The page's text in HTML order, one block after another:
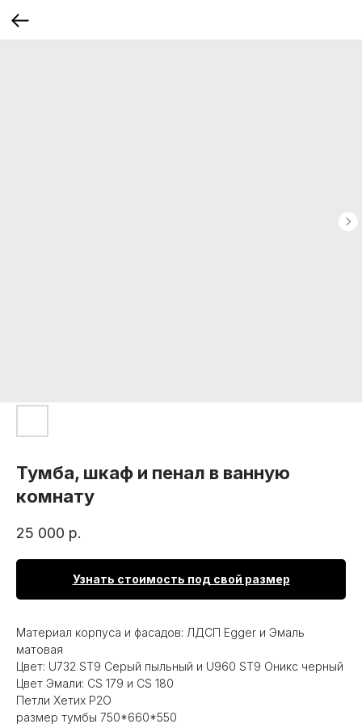
Тумба, шкаф и пенал в ванную
комнату
25 000 р.
Узнать стоимость под свой размер
Материал корпуса и фасадов: ЛДСП Egger и Эмаль
матовая
Цвет: U732 ST9 Серый пыльный и U960 ST9 Оникс черный
Цвет Эмали: CS 179 и CS 180
Петли Хетих Р2О
размер тумбы 750*660*550